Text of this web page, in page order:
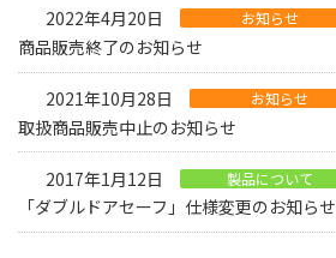
2022年4月20日 お知らせ
商品販売終了のお知らせ
2021年10月28日 お知らせ
取扱商品販売中止のお知らせ
2017年1月12日 製品について
「ダブルドアセーフ」仕様変更のお知らせ